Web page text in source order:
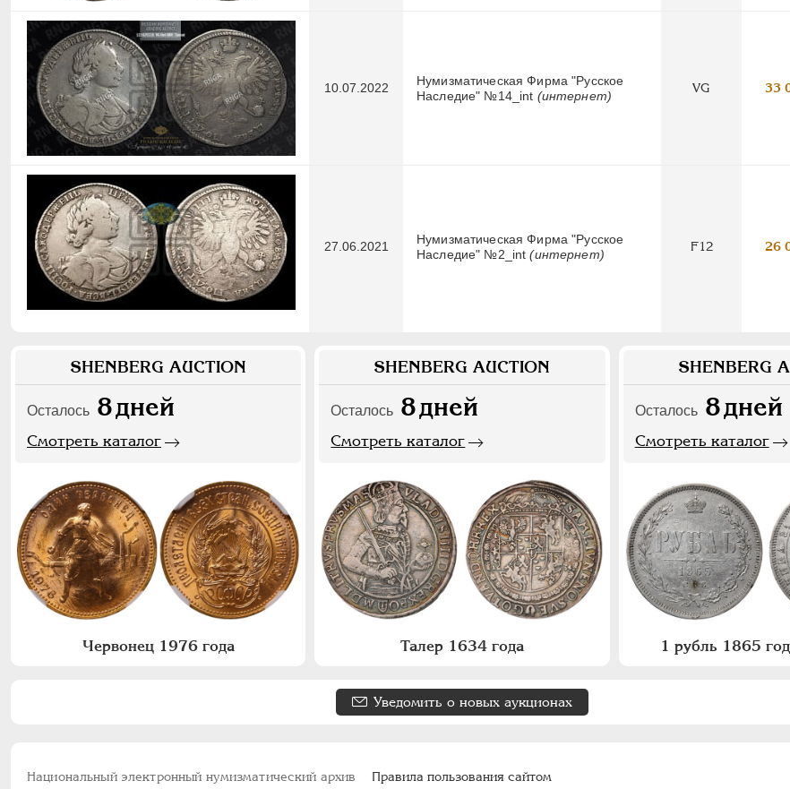
10.07.2022
Нумизматическая Фирма "Русское
Наследие" №14_int (интернет)
VG 33
27.06.2021
Нумизматическая Фирма "Русское
Наследие" №2_int(интернет)
F12 26
SHENBERG AUCTION
Осталось 8дней
Смотреть каталог
Червонец 1976 года
SHENBERG AUCTION
Осталось 8дней
Смотреть каталог
Талер 1634 года
SHENBERG
Осталось 8дней
Смотреть каталог
1 рубль 1865
Уведомить о новых аукционах
Национальный электронный нумизматический архив Правила пользования сайтом